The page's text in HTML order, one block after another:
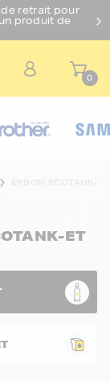
retrait pour
produit de
0
EPSON ECOTANK-ET
ET